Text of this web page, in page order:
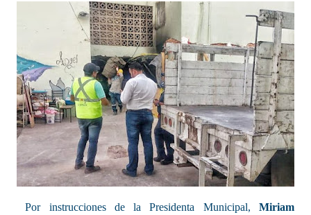
Por instrucciones de la Presidenta Municipal,Miriam